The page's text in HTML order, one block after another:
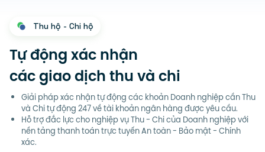
Thu hộ - Chi hộ
Tự động xác nhận
các giao dịch thu và chi
Giải pháp xác nhận tự động các khoản Doanh nghiệp cần Thu
và Chi tự động 247 về tài khoản ngân hàng được yêu cầu.
Hỗ trợ đắc lực cho nghiệp vụ Thu - Chi của Doanh nghiệp với
nền tảng thanh toán trực tuyến An toàn - Bảo mật - Chính
xác.